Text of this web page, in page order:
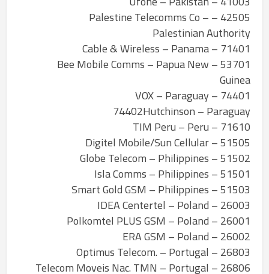
42505 – Palestine Telecomms Co –
Palestinian Authority
71401 – Cable & Wireless – Panama
53701 – Bee Mobile Comms – Papua New
Guinea
74401 – VOX – Paraguay
74402Hutchinson – Paraguay
71610 – TIM Peru – Peru
51505 – Digitel Mobile/Sun Cellular
51502 – Globe Telecom – Philippines
51501 – Isla Comms – Philippines
51503 – Smart Gold GSM – Philippines
26003 – IDEA Centertel – Poland
26001 – Polkomtel PLUS GSM – Poland
26002 – ERA GSM – Poland
26803 – Optimus Telecom. – Portugal
26806 – Telecom Moveis Nac. TMN – Portugal